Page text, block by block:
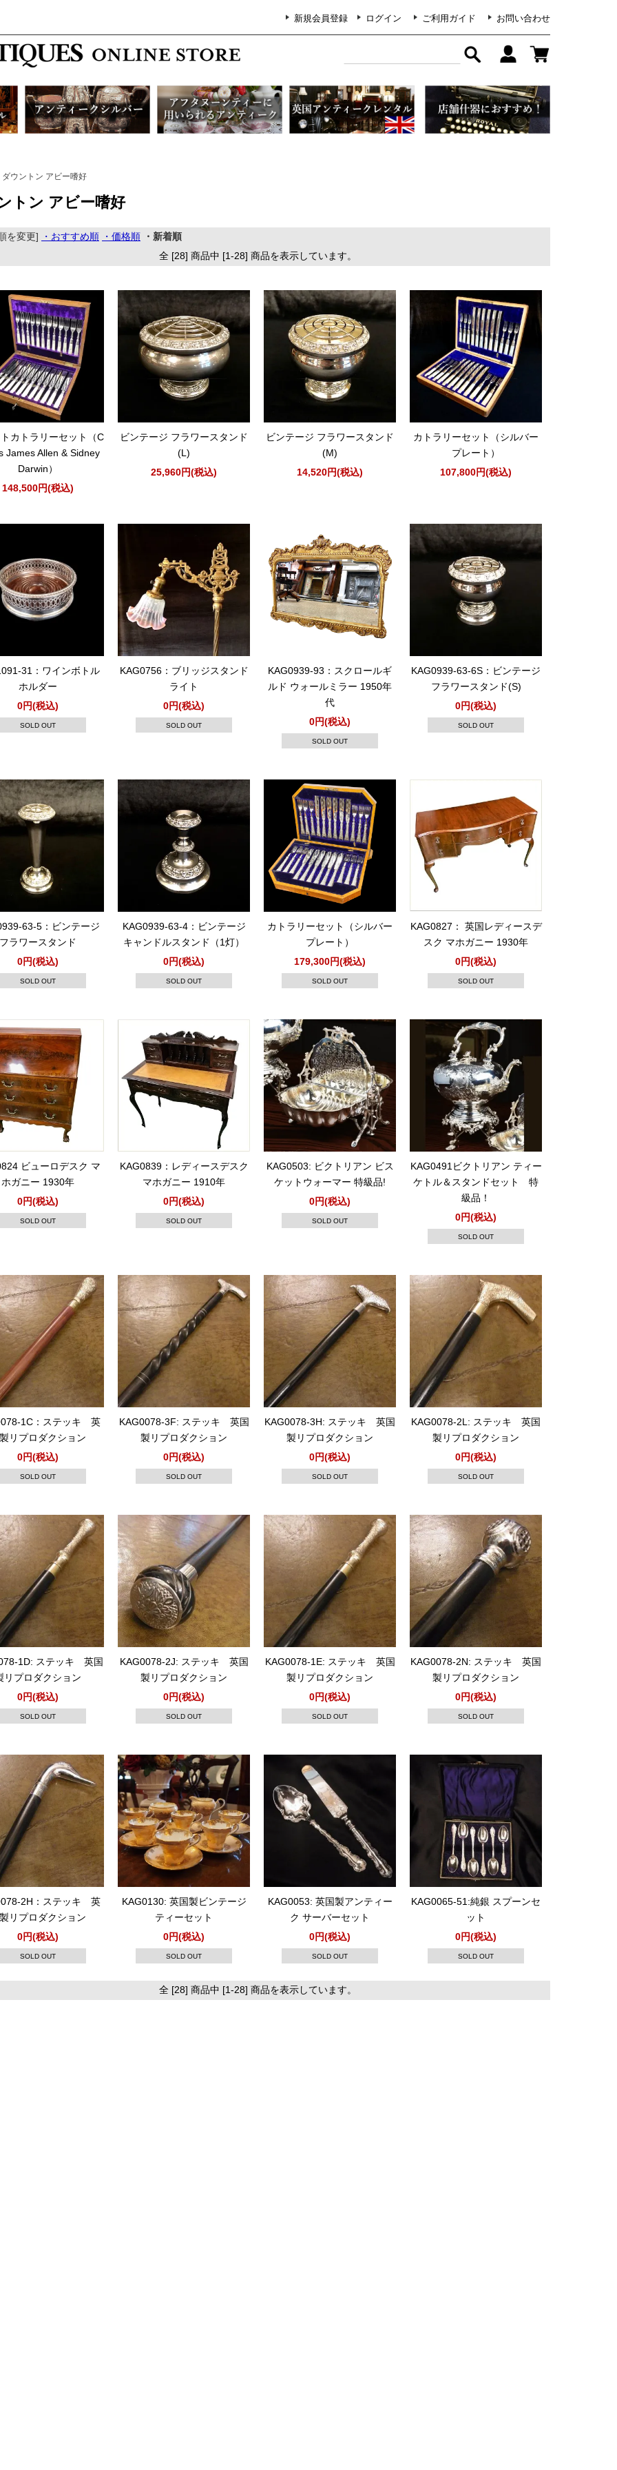
新規会員登録 ログイン ご利用ガイド お問い合わせ
ダウントン アビー嗜好
トン アビー嗜好
を変更] ・おすすめ順 ・価格順
・新着順
全 [28] 商品中 [1-28] 商品を表示しています。
カトラリーセット（C
James Allen & Sidney
Darwin）
148,500円(税込)
ビンテージ フラワースタンド
(L)
25,960円(税込)
ビンテージ フラワースタンド
(M)
14,520円(税込)
カトラリーセット（シルバー
プレート）
107,800円(税込)
31：ワインボトル
ホルダー
0円(税込)
SOLD OUT
KAG0756：ブリッジスタンド
ライト
0円(税込)
SOLD OUT
KAG0939-93：スクロールギ
ルド ウォールミラー 1950年
代
0円(税込)
SOLD OUT
KAG0939-63-6S：ビンテージ
フラワースタンド(S)
0円(税込)
SOLD OUT
63-5：ビンテージ
フラワースタンド
0円(税込)
SOLD OUT
KAG0939-63-4：ビンテージ
キャンドルスタンド（1灯）
0円(税込)
SOLD OUT
カトラリーセット（シルバー
プレート）
179,300円(税込)
SOLD OUT
KAG0827： 英国レディースデ
スク マホガニー 1930年
0円(税込)
SOLD OUT
ビューロデスク マ
ホガニー 1930年
0円(税込)
SOLD OUT
KAG0839：レディースデスク
マホガニー 1910年
0円(税込)
SOLD OUT
KAG0503: ビクトリアン ビス
ケットウォーマー 特級品!
0円(税込)
SOLD OUT
KAG0491ビクトリアン ティー
ケトル＆スタンドセット 特
級品！
0円(税込)
SOLD OUT
1C：ステッキ 英
リプロダクション
0円(税込)
SOLD OUT
KAG0078-3F: ステッキ 英国
製リプロダクション
0円(税込)
SOLD OUT
KAG0078-3H: ステッキ 英国
製リプロダクション
0円(税込)
SOLD OUT
KAG0078-2L: ステッキ 英国
製リプロダクション
0円(税込)
SOLD OUT
1D: ステッキ 英国
リプロダクション
0円(税込)
SOLD OUT
KAG0078-2J: ステッキ 英国
製リプロダクション
0円(税込)
SOLD OUT
KAG0078-1E: ステッキ 英国
製リプロダクション
0円(税込)
SOLD OUT
KAG0078-2N: ステッキ 英国
製リプロダクション
0円(税込)
SOLD OUT
2H：ステッキ 英
リプロダクション
0円(税込)
SOLD OUT
KAG0130: 英国製ビンテージ
ティーセット
0円(税込)
SOLD OUT
KAG0053: 英国製アンティー
ク サーバーセット
0円(税込)
SOLD OUT
KAG0065-51:純銀 スプーンセ
ット
0円(税込)
SOLD OUT
全 [28] 商品中 [1-28] 商品を表示しています。